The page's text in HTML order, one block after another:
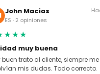
John Macias
ES · 2 opiniones
muy buena
buen trato al cliente, siempre me
mis dudas. Todo correcto.